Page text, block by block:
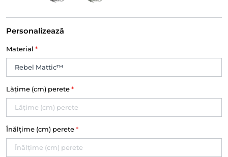
Personalizează
Material *
Lățime (cm) perete *
Înălțime (cm) perete *